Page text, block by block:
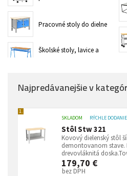
Pracovné stoly do dielne
Školské stoly, lavice a
Najpredávanejšie v
1.
SKLADOM
RÝCHLE DODANIE
Stôl Stw 321
Kovový dielenský stôl
demontovanom stave.
drevovláknitá
179,70 €
bez DPH